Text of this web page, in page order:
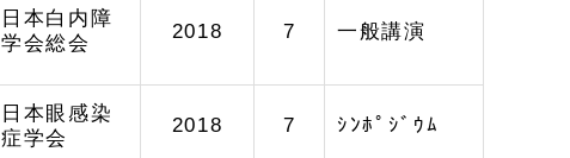
日本白内障
学会総会
2018 7 一般講演
日本眼感染
症学会
2018 7 ｼﾝﾎﾟｼﾞｳﾑ